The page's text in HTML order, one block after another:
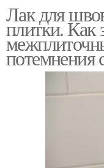
Лак для
плитки. Как